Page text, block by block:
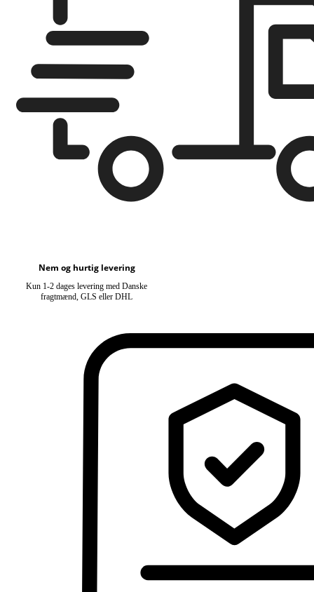
Nem og hurtig levering
Kun 1-2 dages levering med Danske
fragtmænd, GLS eller DHL